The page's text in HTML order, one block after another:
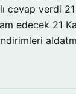
cevap verdi
edecek 21